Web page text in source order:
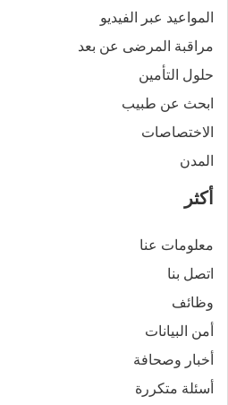
المواعيد عبر الفيديو
مراقبة المرضى عن بعد
حلول التأمين
ابحث عن طبيب
الاختصاصات
المدن
أكثر
معلومات عنا
اتصل بنا
وظائف
أمن البيانات
أخبار وصحافة
أسئلة متكررة